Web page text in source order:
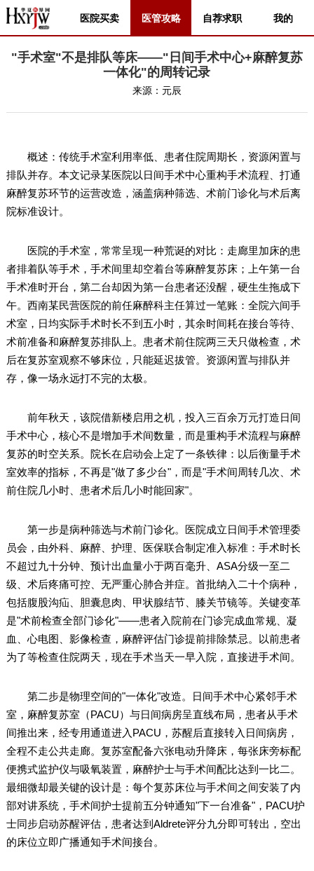
医院买卖 医管攻略 自荐求职 我的
"手术室"不是排队等床——"日间手术中心+麻醉复苏
一体化"的周转记录
来源： 元辰
概述：传统手术室利用率低、患者住院周期长，资源闲置与
排队并存。本文记录某医院以日间手术中心重构手术流程、打通
麻醉复苏环节的运营改造，涵盖病种筛选、术前门诊化与术后离
院标准设计。
医院的手术室，常常呈现一种荒诞的对比：走廊里加床的患
者排着队等手术，手术间里却空着台等麻醉复苏床；上午第一台
手术准时开台，第二台却因为第一台患者还没醒，硬生生拖成下
午。西南某民营医院的前任麻醉科主任算过一笔账：全院六间手
术室，日均实际手术时长不到五小时，其余时间耗在接台等待、
术前准备和麻醉复苏排队上。患者术前住院两三天只做检查，术
后在复苏室观察不够床位，只能延迟拔管。资源闲置与排队并
存，像一场永远打不完的太极。
前年秋天，该院借新楼启用之机，投入三百余万元打造日间
手术中心，核心不是增加手术间数量，而是重构手术流程与麻醉
复苏的时空关系。院长在启动会上定了一条铁律：以后衡量手术
室效率的指标，不再是"做了多少台"，而是"手术间周转几次、术
前住院几小时、患者术后几小时能回家"。
第一步是病种筛选与术前门诊化。医院成立日间手术管理委
员会，由外科、麻醉、护理、医保联合制定准入标准：手术时长
不超过九十分钟、预计出血量小于两百毫升、ASA分级一至二
级、术后疼痛可控、无严重心肺合并症。首批纳入二十个病种，
包括腹股沟疝、胆囊息肉、甲状腺结节、膝关节镜等。关键变革
是"术前检查全部门诊化"——患者入院前在门诊完成血常规、凝
血、心电图、影像检查，麻醉评估门诊提前排除禁忌。以前患者
为了等检查住院两天，现在手术当天一早入院，直接进手术间。
第二步是物理空间的"一体化"改造。日间手术中心紧邻手术
室，麻醉复苏室（PACU）与日间病房呈直线布局，患者从手术
间推出来，经专用通道进入PACU，苏醒后直接转入日间病房，
全程不走公共走廊。复苏室配备六张电动升降床，每张床旁标配
便携式监护仪与吸氧装置，麻醉护士与手术间配比达到一比二。
最细微却最关键的设计是：每个复苏床位与手术间之间安装了内
部对讲系统，手术间护士提前五分钟通知"下一台准备"，PACU护
士同步启动苏醒评估，患者达到Aldrete评分九分即可转出，空出
的床位立即广播通知手术间接台。